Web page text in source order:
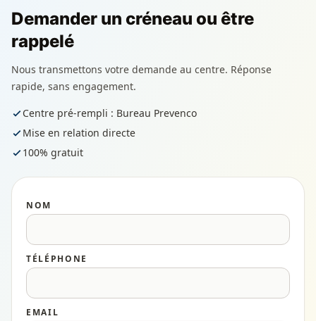
Demander un créneau ou être
rappelé
Nous transmettons votre demande au centre. Réponse
rapide, sans engagement.
Centre pré-rempli : Bureau Prevenco
Mise en relation directe
100% gratuit
NOM
TÉLÉPHONE
EMAIL